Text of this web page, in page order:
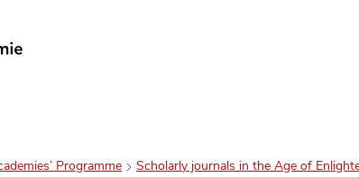
Programme Scholarly journals in the Age of